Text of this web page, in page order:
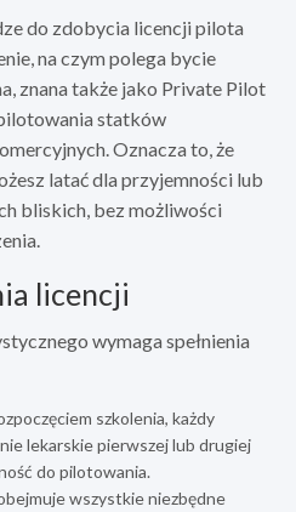
do zdobycia licencji pilota
na czym polega bycie
znana także jako Private Pilot
statków
Oznacza to, że
latać dla przyjemności lub
bliskich, bez możliwości
licencji
wymaga spełnienia
szkolenia, każdy
lekarskie pierwszej lub drugiej
do pilotowania.
wszystkie niezbędne